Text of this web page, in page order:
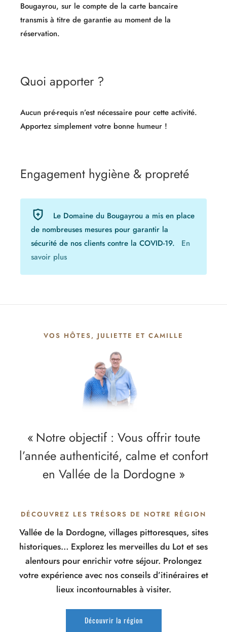
Bougayrou, sur le compte de la carte bancaire
transmis à titre de garantie au moment de la
réservation.
Quoi apporter ?
Aucun pré-requis n’est nécessaire pour cette activité.
Apportez simplement votre bonne humeur !
Engagement hygiène & propreté​
Le Domaine du Bougayrou a mis en place
de nombreuses mesures pour garantir la
sécurité de nos clients contre la COVID-19.
En
savoir plus
VOS HÔTES, JULIETTE ET CAMILLE
« Notre objectif : Vous offrir toute
l’année authenticité, calme et confort
en Vallée de la Dordogne »
DÉCOUVREZ LES TRÉSORS DE NOTRE RÉGION
Vallée de la Dordogne, villages pittoresques, sites
historiques… Explorez les merveilles du Lot et ses
alentours pour enrichir votre séjour. Prolongez
votre expérience avec nos conseils d’itinéraires et
lieux incontournables à visiter.
Découvrir la région